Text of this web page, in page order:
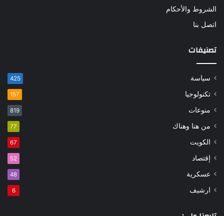
الشروط والأحكام
اتصل بنا
تصنيفات
سياسة 425
تكنولوجيا 157
منوعات 819
من هنا وهناك 77
الكويت 67
إقتصاد 52
عسكرية 48
ارشيف 6